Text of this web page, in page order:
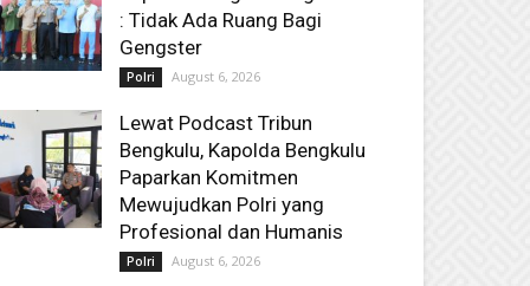
: Tidak Ada Ruang Bagi
Gengster
Polri August 6, 2026
Lewat Podcast Tribun
Bengkulu, Kapolda Bengkulu
Paparkan Komitmen
Mewujudkan Polri yang
Profesional dan Humanis
Polri August 6, 2026